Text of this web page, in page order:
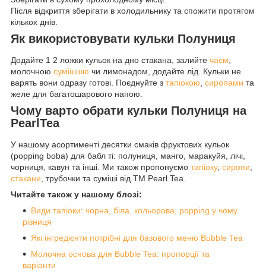
Після відкриття зберігати в холодильнику та спожити протягом
кількох днів.
Як використовувати кульки Полуниця
Додайте 1 2 ложки кульок на дно стакана, залийте чаєм
молочною сумішшю чи лимонадом, додайте лід. Кульки не
варять вони одразу готові. Поєднуйте з тапіокою сиропами та
желе для багатошарового напою.
Чому варто обрати кульки Полуниця на
PearlTea
У нашому асортименті десятки смаків фруктових кульок
(popping boba) для бабл ті: полуниця, манго, маракуйя, лічі,
чорниця, кавун та інші. Ми також пропонуємо тапіоку, сиропи
стакани , трубочки та суміші від ТМ Pearl Tea.
Читайте також у нашому блозі:
Види тапіоки: чорна, біла, кольорова, popping у чому
різниця
Які інгредієнти потрібні для базового меню Bubble Tea
Молочна основа для Bubble Tea: пропорції та
варіанти